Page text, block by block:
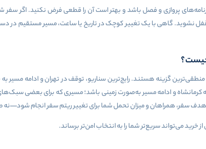
پروازی و فصل باشد و بهتر است آن را قطعی فرض نکنید. اگر
نشوید. گاهی با یک تغییر کوچک در تاریخ یا ساعت، مسیر مستقیم در
چیست؟
گزینه هستند. رایج‌ترین سناریو، توقف در تهران و ادامه مسیر
کرمانشاه و ادامه مسیر به‌صورت زمینی باشد؛ مسیری که برای بعضی
هدف سفر، همراهان و میزان تحمل شما برای تغییر ریتم سفر انجام
می‌تواند سریع‌تر شما را به انتخاب امن‌تر برساند.